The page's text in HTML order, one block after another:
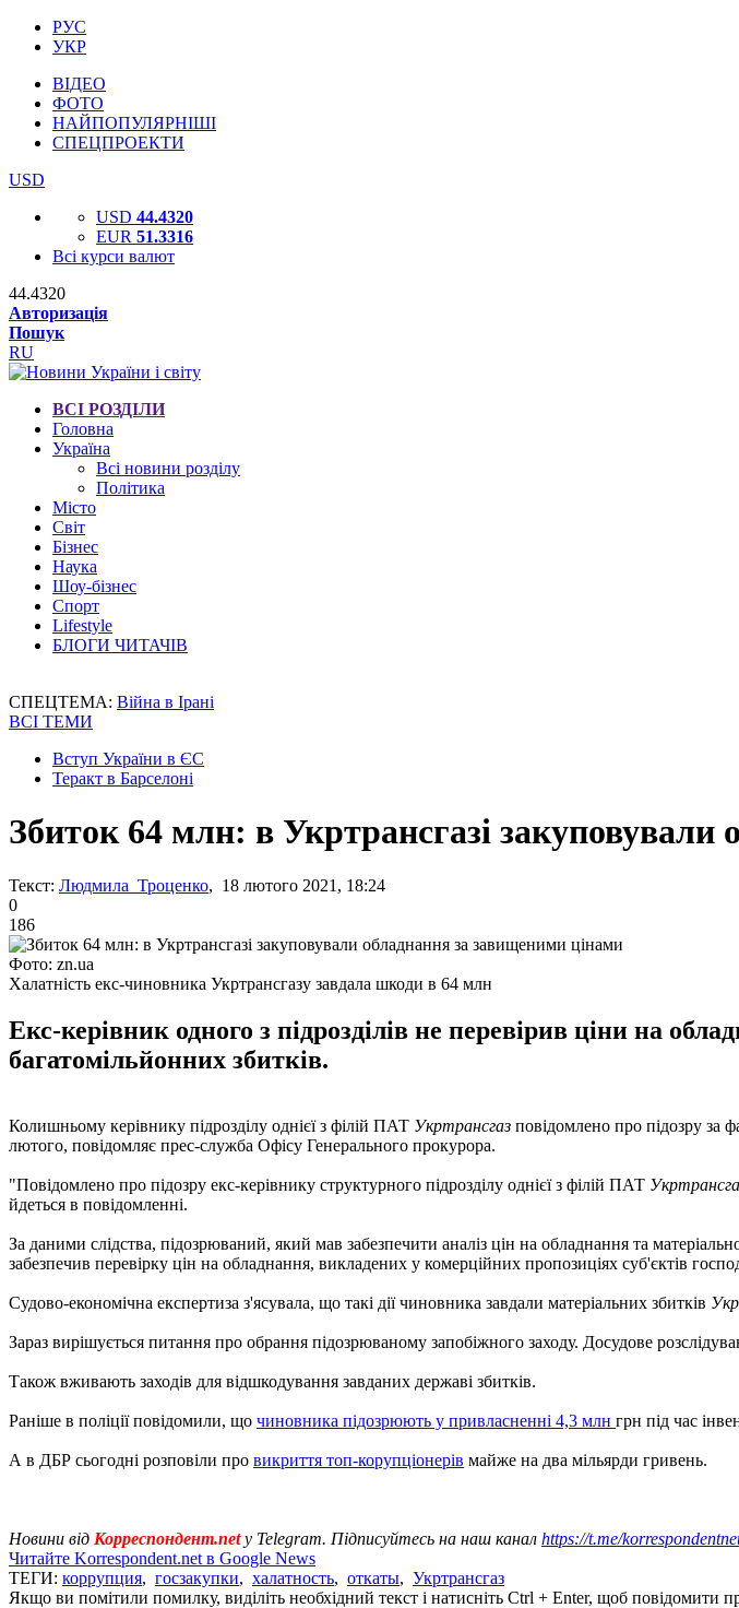
РУС
УКР
ВІДЕО
ФОТО
НАЙПОПУЛЯРНІШІ
СПЕЦПРОЕКТИ
USD
USD 44.4320
EUR 51.3316
Всі курси валют
44.4320
Авторизація
Пошук
RU
ВСІ РОЗДІЛИ
Головна
Україна
Всі новини розділу
Політика
Місто
Світ
Бізнес
Наука
Шоу-бізнес
Спорт
Lifestyle
БЛОГИ ЧИТАЧІВ
СПЕЦТЕМА: Війна в Ірані
ВСІ ТЕМИ
Вступ України в ЄС
Теракт в Барселоні
Збиток 64 млн: в Укртрансгазі
Текст: Людмила Троценко, 18 лютого 2021, 18:24
0
186
Фото: zn.ua
Халатність екс-чиновника Укртрансгазу завдала шкоди в 64 млн
Екс-керівник одного з підрозділів не перевірив ціни на
багатомільйонних збитків.
Колишньому керівнику підрозділу однієї з філій ПАТ Укртрансгаз повідомлено про підозру за
лютого, повідомляє прес-служба Офісу Генерального прокурора.
"Повідомлено про підозру екс-керівнику структурного підрозділу однієї з філій ПАТ
йдеться в повідомленні.
За даними слідства, підозрюваний, який мав забезпечити аналіз цін на обладнання та
забезпечив перевірку цін на обладнання, викладених у комерційних пропозиціях суб'єктів
Судово-економічна експертиза з'ясувала, що такі дії чиновника завдали матеріальних збитків
Зараз вирішується питання про обрання підозрюваному запобіжного заходу. Досудове
Також вживають заходів для відшкодування завданих державі збитків.
Раніше в поліції повідомили, що чиновника підозрюють у привласненні 4,3 млн грн під час
А в ДБР сьогодні розповіли про викриття топ-корупціонерів майже на два мільярди гривень.
Новини від Корреспондент.netу Telegram. Підписуйтесь на наш канал https://t.me/
Читайте Korrespondent.net в Google News
ТЕГИ: коррупция, госзакупки, халатность, откаты, Укртрансгаз
Якщо ви помітили помилку, виділіть необхідний текст і натисніть Ctrl + Enter, щоб повідомити